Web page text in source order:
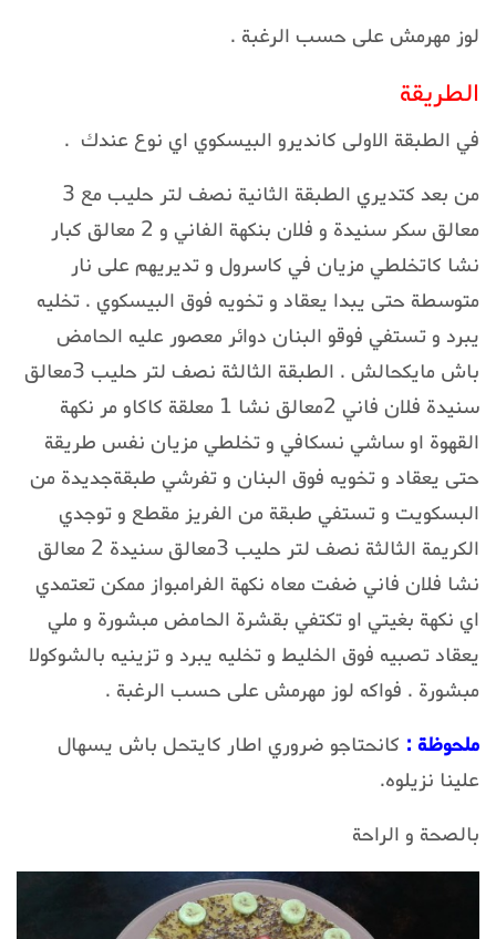
لوز مهرمش على حسب الرغبة .
الطريقة
في الطبقة الاولى كانديرو البيسكوي اي نوع عندك .
من بعد كتديري الطبقة الثانية نصف لتر حليب مع 3
معالق سكر سنيدة و فلان بنكهة الفاني و 2 معالق كبار
نشا كاتخلطي مزيان في كاسرول و تديريهم على نار
متوسطة حتى يبدا يعقاد و تخويه فوق البيسكوي . تخليه
يبرد و تستفي فوقو البنان دوائر معصور عليه الحامض
باش مايكحالش . الطبقة الثالثة نصف لتر حليب 3معالق
سنيدة فلان فاني 2معالق نشا 1 معلقة كاكاو مر نكهة
القهوة او ساشي نسكافي و تخلطي مزيان نفس طريقة
حتى يعقاد و تخويه فوق البنان و تفرشي طبقةجديدة من
البسكويت و تستفي طبقة من الفريز مقطع و توجدي
الكريمة الثالثة نصف لتر حليب 3معالق سنيدة 2 معالق
نشا فلان فاني ضفت معاه نكهة الفرامبواز ممكن تعتمدي
اي نكهة بغيتي او تكتفي بقشرة الحامض مبشورة و ملي
يعقاد تصبيه فوق الخليط و تخليه يبرد و تزينيه بالشوكولا
مبشورة . فواكه لوز مهرمش على حسب الرغبة .
ملحوظة : كانحتاجو ضروري اطار كايتحل باش يسهال
علينا نزيلوه.
بالصحة و الراحة